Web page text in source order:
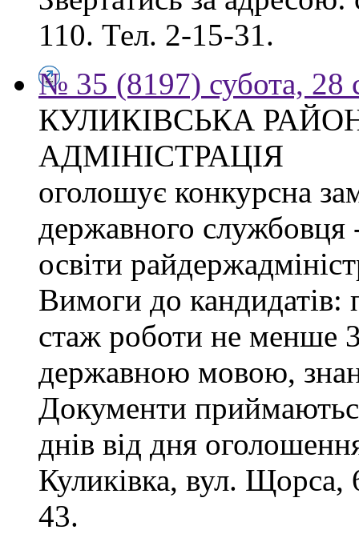
110. Тел. 2-15-31.
№ 35 (8197) субота, 28
КУЛИКІВСЬКА
АДМІНІСТРАЦІЯ
оголошує конкурсна
державного службовця -
освіти
Вимоги до кандидатів:
стаж роботи не менше
державною мовою,
Документи
днів від дня
Куликівка, вул.
43.